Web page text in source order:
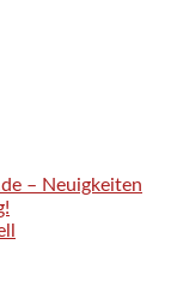
– Neuigkeiten